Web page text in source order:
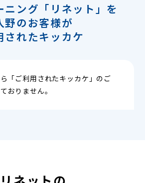
ニング「リネット」を
野のお客様が
されたキッカケ
「ご利用されたキッカケ」のご
おりません。